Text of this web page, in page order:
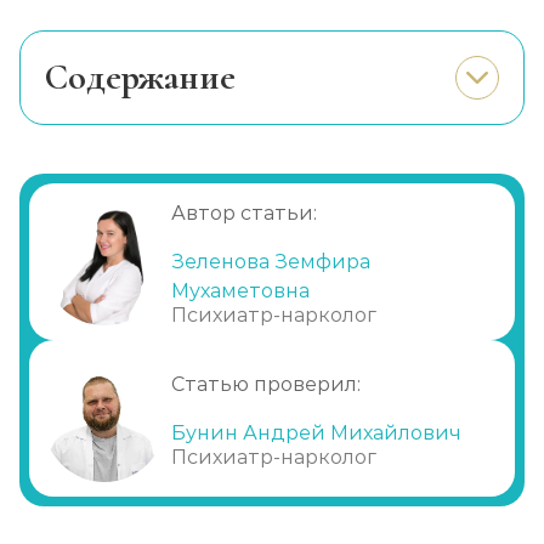
Реабилитация алкоголиков (месяц)
от 17 800 ₽ Записаться
Метод Шичко
от 2 150 ₽
Частный вытрезвитель
от 2 850 ₽ Записаться
Вшивание от алкоголизма (ампула)
от 3 600 ₽
Cодержание
Преимущества амбулаторного лечения
алкоголизма
Этапы амбулаторного лечения
алкоголизма
Автор статьи:
Зеленова Земфира
Мухаметовна
Психиатр-нарколог
Статью проверил:
Бунин Андрей Михайлович
Психиатр-нарколог